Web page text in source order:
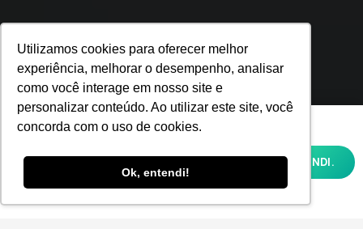
Utilizamos cookies para oferecer melhor
experiência, melhorar o desempenho, analisar
como você interage em nosso site e
personalizar conteúdo. Ao utilizar este site, você
concorda com o uso de cookies.
Ok, entendi!
Fique por dentro!
Inscreva-se e fique por dentro de todas as
tendências e inovações.
Utilizamos cookies para oferecer melhor
analisar como você interage em nosso site
e personalizar conteúdo. Ao utilizar este
site, você concorda com o uso de cookies e
nossaPOLÍTICA DE PRIVACIDADE E COOKIES
OK, ENTENDI.